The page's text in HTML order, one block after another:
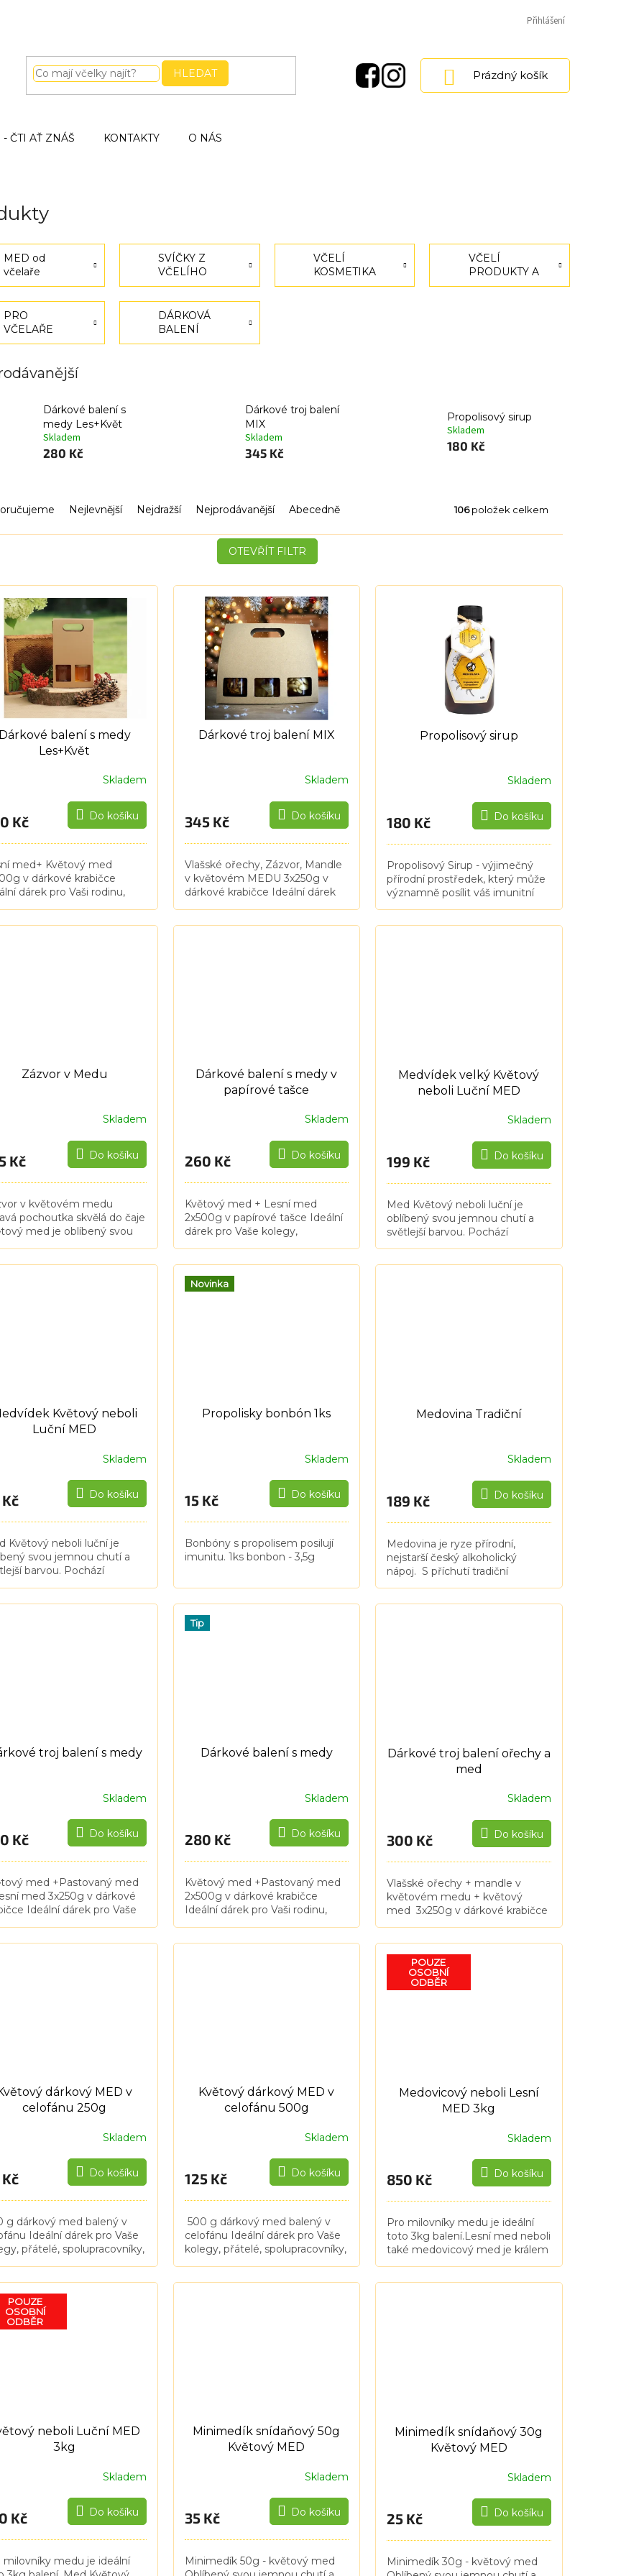
Přihlášení
HLEDAT
NÁKUPNÍ
KOŠÍK
Prázdný košík
- ČTI AŤ ZNÁŠ KONTAKTY O NÁS
MED od
včelaře
SVÍČKY Z
VČELÍHO
VOSKU
RUČNÍ
VÝROBA
VČELÍ
KOSMETIKA
VČELÍ
PRODUKTY A
MEDOVÉ
PRO
VČELAŘE
DÁRKOVÁ
BALENÍ
Dárkové balení s
medy Les+Květ
Skladem
280 Kč
Dárkové troj balení
MIX
Skladem
345 Kč
Propolisový sirup
Skladem
180 Kč
Nejlevnější Nejdražší Nejprodávanější Abecedně 106položek celkem
OTEVŘÍT FILTR
Dárkové balení s medy
Les+Květ
Skladem
Kč Do košíku
med+ Květový med
v dárkové krabičce
dárek pro Vaši rodinu,
Dárkové troj balení MIX
Skladem
345 Kč Do košíku
Vlašské ořechy, Zázvor, Mandle
v květovém MEDU 3x250g v
dárkové krabičce Ideální dárek
Propolisový sirup
Skladem
180 Kč Do košíku
Propolisový Sirup - výjimečný
přírodní prostředek, který může
významně posílit váš imunitní
Zázvor v Medu
Skladem
Kč Do košíku
v květovém medu
pochoutka skvělá do čaje
med je oblíbený svou
Dárkové balení s medy v
papírové tašce
Skladem
260 Kč Do košíku
Květový med + Lesní med
2x500g v papírové tašce Ideální
dárek pro Vaše kolegy,
Medvídek velký Květový
neboli Luční MED
Skladem
199 Kč Do košíku
Med Květový neboli luční je
oblíbený svou jemnou chutí a
světlejší barvou. Pochází
především z nektarů květů. Je
Květový neboli
Luční MED
Skladem
Do košíku
Květový neboli luční je
svou jemnou chutí a
barvou. Pochází
Novinka
Propolisky bonbón 1ks
Skladem
15 Kč Do košíku
Bonbóny s propolisem posilují
imunitu. 1ks bonbon - 3,5g
Medovina Tradiční
Skladem
189 Kč Do košíku
Medovina je ryze přírodní,
nejstarší český alkoholický
nápoj. S příchutí tradiční
hořká - Nazývaná tradičně
troj balení s medy
Skladem
Kč Do košíku
med +Pastovaný med
med 3x250g v dárkové
Ideální dárek pro Vaše
Tip
Dárkové balení s medy
Skladem
280 Kč Do košíku
Květový med +Pastovaný med
2x500g v dárkové krabičce
Ideální dárek pro Vaši rodinu,
Dárkové troj balení ořechy a
med
Skladem
300 Kč Do košíku
Vlašské ořechy + mandle v
květovém medu + květový
med 3x250g v dárkové krabičce
Ideální dárek pro Vaše kolegy,
dodavatele a obchodní partnery.
Vaše...
dárkový MED v
celofánu 250g
Skladem
Do košíku
g dárkový med balený v
Ideální dárek pro Vaše
přátelé, spolupracovníky,
Květový dárkový MED v
celofánu 500g
Skladem
125 Kč Do košíku
500 g dárkový med balený v
celofánu Ideální dárek pro Vaše
kolegy, přátelé, spolupracovníky,
POUZE
OSOBNÍ
ODBĚR
Medovicový neboli Lesní
MED 3kg
Skladem
850 Kč Do košíku
Pro milovníky medu je ideální
toto 3kg balení.Lesní med neboli
také medovicový med je králem
mezi medy, pochází z hmyzem
POUZE
OSOBNÍ
ODBĚR
neboli Luční MED
3kg
Skladem
Kč Do košíku
milovníky medu je ideální
Minimedík snídaňový 50g
Květový MED
Skladem
35 Kč Do košíku
Minimedík 50g - květový med
Minimedík snídaňový 30g
Květový MED
Skladem
25 Kč Do košíku
Minimedík 30g - květový med